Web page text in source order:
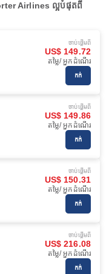
Airlines ល្អបំផុតពី
ចាប់ផ្ដើមពី
US$ 149.72
តម្លៃ/ អ្នកដំណើរ
កក់
ចាប់ផ្ដើមពី
US$ 149.86
តម្លៃ/ អ្នកដំណើរ
កក់
ចាប់ផ្ដើមពី
US$ 150.31
តម្លៃ/ អ្នកដំណើរ
កក់
ចាប់ផ្ដើមពី
US$ 216.08
តម្លៃ/ អ្នកដំណើរ
កក់